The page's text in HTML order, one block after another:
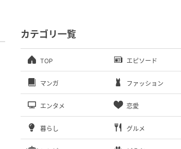
カテゴリ一覧
TOP エピソード
マンガ ファッション
エンタメ 恋愛
暮らし グルメ